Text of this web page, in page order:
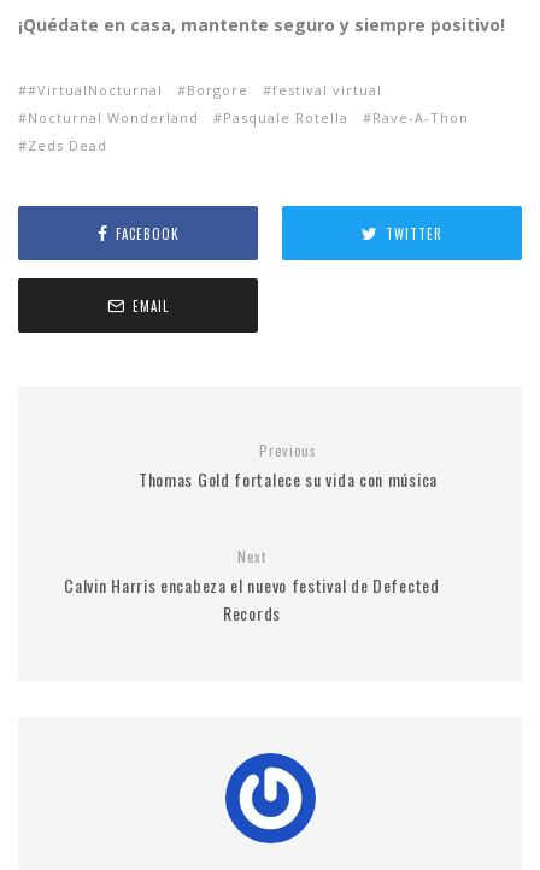
¡Quédate en casa, mantente seguro y siempre positivo!
#VirtualNocturnal Borgore
festival virtual
Nocturnal Wonderland
Pasquale Rotella
Rave-A-Thon
Zeds Dead
FACEBOOK TWITTER
EMAIL
Previous
Thomas Gold fortalece su vida con música
Next
Calvin Harris encabeza el nuevo festival de Defected
Records